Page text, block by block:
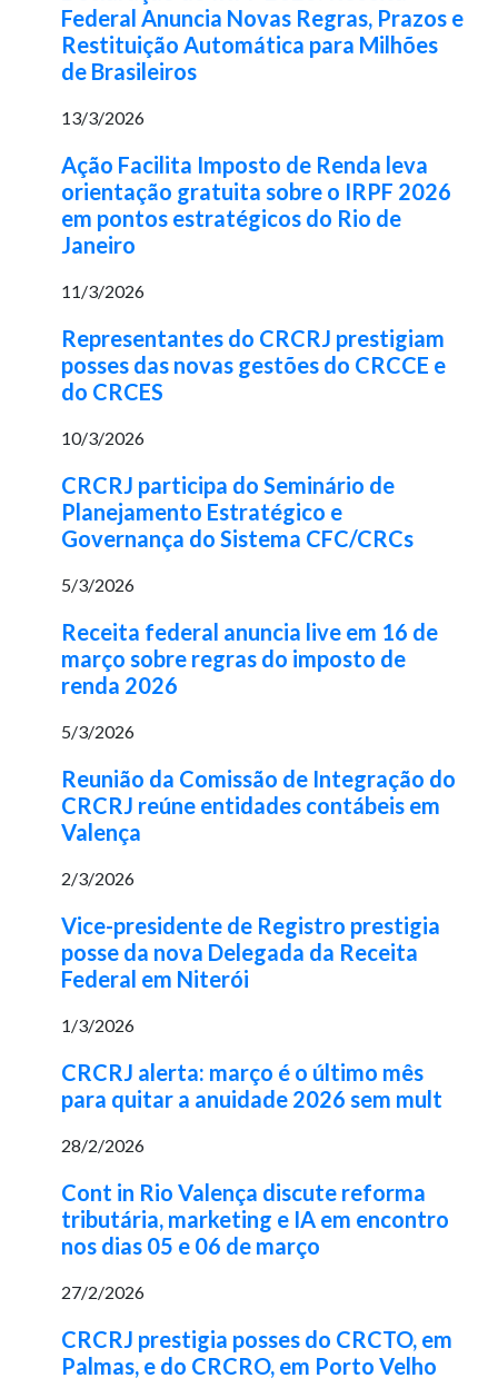
Federal Anuncia Novas Regras, Prazos e
Restituição Automática para Milhões
de Brasileiros
13/3/2026
Ação Facilita Imposto de Renda leva
orientação gratuita sobre o IRPF 2026
em pontos estratégicos do Rio de
Janeiro
11/3/2026
Representantes do CRCRJ prestigiam
posses das novas gestões do CRCCE e
do CRCES
10/3/2026
CRCRJ participa do Seminário de
Planejamento Estratégico e
Governança do Sistema CFC/CRCs
5/3/2026
Receita federal anuncia live em 16 de
março sobre regras do imposto de
renda 2026
5/3/2026
Reunião da Comissão de Integração do
CRCRJ reúne entidades contábeis em
Valença
2/3/2026
Vice-presidente de Registro prestigia
posse da nova Delegada da Receita
Federal em Niterói
1/3/2026
CRCRJ alerta: março é o último mês
para quitar a anuidade 2026 sem mult
28/2/2026
Cont in Rio Valença discute reforma
tributária, marketing e IA em encontro
nos dias 05 e 06 de março
27/2/2026
CRCRJ prestigia posses do CRCTO, em
Palmas, e do CRCRO, em Porto Velho